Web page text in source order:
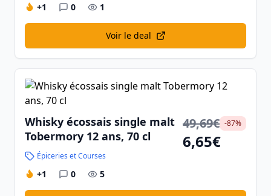
+1 0 1
Voir le deal
Whisky écossais single malt
Tobermory 12 ans, 70 cl
Épiceries et Courses
49,69€ -87%
6,65€
+1 0 5